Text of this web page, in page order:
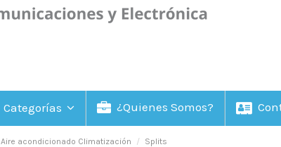
Categorías ¿Quienes Somos?
Aire acondicionado Climatización Splits